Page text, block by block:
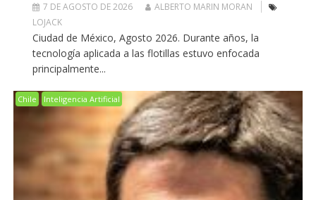
7 DE AGOSTO DE 2026
ALBERTO MARIN MORAN
LOJACK
Ciudad de México, Agosto 2026. Durante años, la
tecnología aplicada a las flotillas estuvo enfocada
principalmente...
Chile Inteligencia Artificial